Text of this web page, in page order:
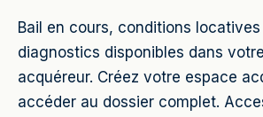
Bail en cours, conditions
diagnostics disponibles dans
acquéreur. Créez votre espace
accéder au dossier complet.